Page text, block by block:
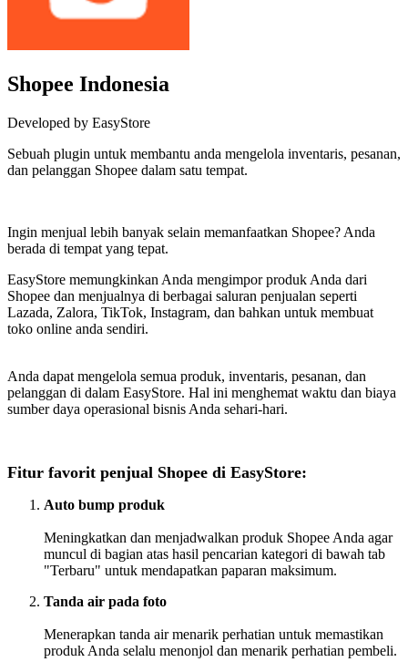
Shopee Indonesia
Developed by EasyStore
Sebuah plugin untuk membantu anda mengelola inventaris, pesanan,
dan pelanggan Shopee dalam satu tempat.
Ingin menjual lebih banyak selain memanfaatkan Shopee? Anda
berada di tempat yang tepat.
EasyStore memungkinkan Anda mengimpor produk Anda dari
Shopee dan menjualnya di berbagai saluran penjualan seperti
Lazada, Zalora, TikTok, Instagram, dan bahkan untuk membuat
toko online anda sendiri.
Anda dapat mengelola semua produk, inventaris, pesanan, dan
pelanggan di dalam EasyStore. Hal ini menghemat waktu dan biaya
sumber daya operasional bisnis Anda sehari-hari.
Fitur favorit penjual Shopee di EasyStore:
Auto bump produk
Meningkatkan dan menjadwalkan produk Shopee Anda agar
muncul di bagian atas hasil pencarian kategori di bawah tab
"Terbaru" untuk mendapatkan paparan maksimum.
Tanda air pada foto
Menerapkan tanda air menarik perhatian untuk memastikan
produk Anda selalu menonjol dan menarik perhatian pembeli.